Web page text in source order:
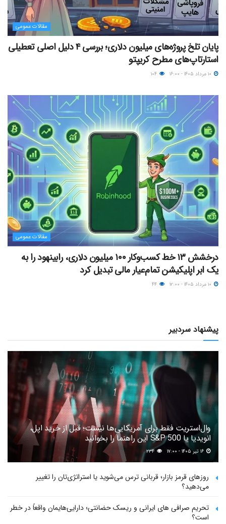
مقالات عمومی
پایان تلخ پروژه‌های میلیون دلاری؛ بررسی ۴ دلیل اصلی تعطیلی
استارتاپ‌های مطرح کریپتو
مقالات عمومی
درخشش ۱۳ خط کسب‌وکار ۱۰۰ میلیون دلاری، رابینهود را به
یک ابر اپلیکیشن تمام‌عیار مالی تبدیل کرد
پیشنهاد سردبیر
وال‌استریت فقط برای آمریکایی‌ها نیست؛ قبل از خرید اپل،
انویدیا یا S&P 500 این راهنما را بخوانید
۲۳۴
روزهای قرمز بازار؛ قربانی ترس می‌شوید یا استراتژی‌تان را تغییر
می‌دهید؟
تحریم صرافی های ایرانی و ریسک حضانتی؛ دارایی‌هایمان واقعاً در خطر
است؟